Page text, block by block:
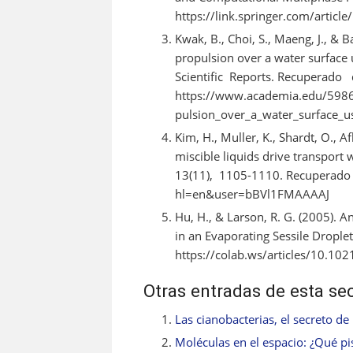
https://link.springer.com/
Kwak, B., Choi, S., Maeng, J., &
propulsion over a water
Scientific Reports. Recuperado
https://www.academia.edu/
Kim, H., Muller, K., Shardt, O.,
miscible liquids drive
13(11), 1105-1110.
hl=en&user=bBVl1FMAAAAJ
Hu, H., & Larson, R. G. (2005).
in an Evaporating Sessile
https://colab.ws/articles/
Otras entradas de esta
Las cianobacterias, el secreto
Moléculas en el espacio: ¿Qué